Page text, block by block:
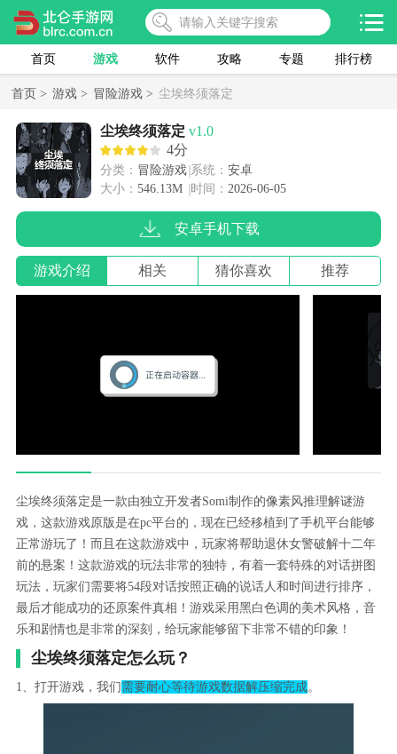
首页 游戏 软件 攻略 专题 排行榜
首页 > 游戏 > 冒险游戏 > 尘埃终须落定
尘埃终须落定 v1.0
4分
分类： 冒险游戏 系统： 安卓
大小： 546.13M 时间： 2026-06-05
安卓手机下载
游戏介绍 相关 猜你喜欢 推荐
尘埃终须落定是一款由独立开发者Somi制作的像素风推理解谜游
戏，这款游戏原版是在pc平台的，现在已经移植到了手机平台能够
正常游玩了！而且在这款游戏中，玩家将帮助退休女警破解十二年
前的悬案！这款游戏的玩法非常的独特，有着一套特殊的对话拼图
玩法，玩家们需要将54段对话按照正确的说话人和时间进行排序，
最后才能成功的还原案件真相！游戏采用黑白色调的美术风格，音
乐和剧情也是非常的深刻，给玩家能够留下非常不错的印象！
尘埃终须落定怎么玩？
1、打开游戏，我们 需要耐心等待游戏数据解压缩完成。